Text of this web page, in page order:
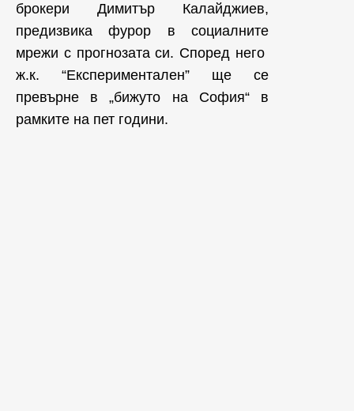
брокери Димитър Калайджиев,
предизвика фурор в социалните
мрежи с прогнозата си. Според него
ж.к. “Експериментален” ще се
превърне в „бижуто на София“ в
рамките на пет години.